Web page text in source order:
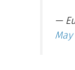
—
May